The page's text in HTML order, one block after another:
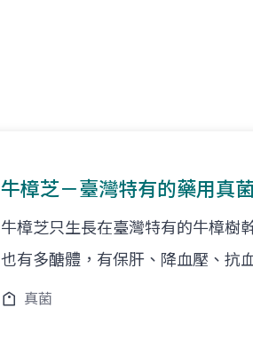
牛樟芝－臺灣特有的藥用真菌
牛樟芝只生長在臺灣特有的牛樟樹
也有多醣體，有保肝、降血壓、抗
真菌